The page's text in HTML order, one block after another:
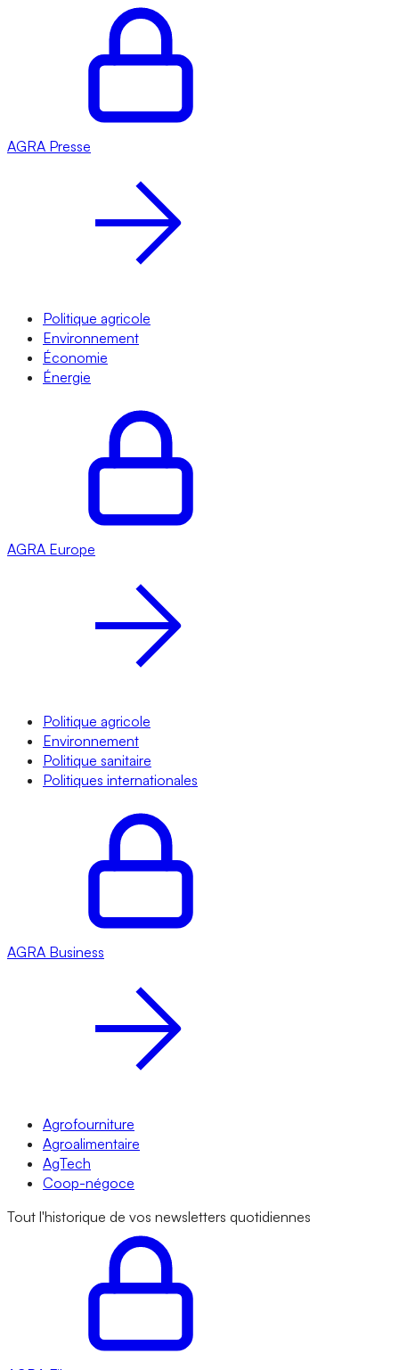
AGRA Presse
Politique agricole
Environnement
Économie
Énergie
AGRA Europe
Politique agricole
Environnement
Politique sanitaire
Politiques internationales
AGRA Business
Agrofourniture
Agroalimentaire
AgTech
Coop-négoce
Tout l'historique de vos newsletters quotidiennes